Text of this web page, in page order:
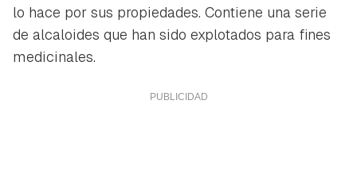
lo hace por sus propiedades. Contiene una serie
de alcaloides que han sido explotados para fines
medicinales.